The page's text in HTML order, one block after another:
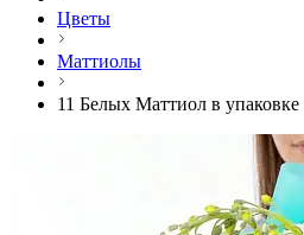
Цветы
Маттиолы
11 Белых Маттиол в упаковке